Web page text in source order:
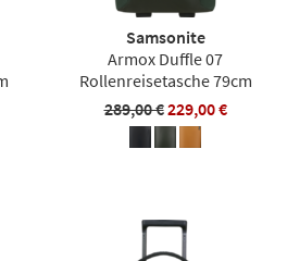
Samsonite
Armox Duffle 07
Rollenreisetasche 79cm
289,00 €229,00 €